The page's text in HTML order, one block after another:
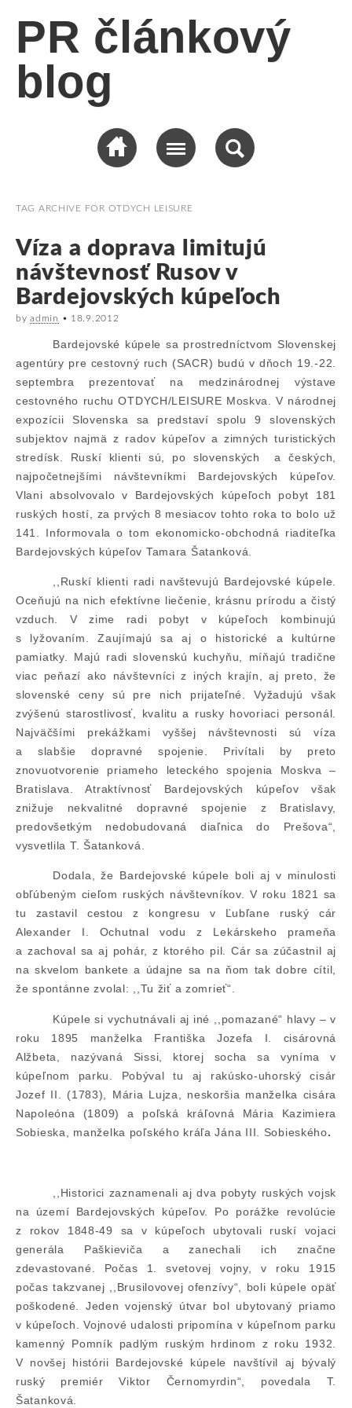
PR článkový
blog
TAG ARCHIVE FOR OTDYCH LEISURE
Víza a doprava limitujú
návštevnosť Rusov v
Bardejovských kúpeľoch
byadmin • 18.9.2012
Bardejovské kúpele sa prostredníctvom Slovenskej
agentúry pre cestovný ruch (SACR) budú v dňoch 19.-22.
septembra prezentovať na medzinárodnej výstave
cestovného ruchu OTDYCH/LEISURE Moskva. V národnej
expozícii Slovenska sa predstaví spolu 9 slovenských
subjektov najmä z radov kúpeľov a zimných turistických
stredísk. Ruskí klienti sú, po slovenských a českých,
najpočetnejšími návštevníkmi Bardejovských kúpeľov.
Vlani absolvovalo v Bardejovských kúpeľoch pobyt 181
ruských hostí, za prvých 8 mesiacov tohto roka to bolo už
141. Informovala o tom ekonomicko-obchodná riaditeľka
Bardejovských kúpeľov Tamara Šatanková.
,,Ruskí klienti radi navštevujú Bardejovské kúpele.
Oceňujú na nich efektívne liečenie, krásnu prírodu a čistý
vzduch. V zime radi pobyt v kúpeľoch kombinujú
s lyžovaním. Zaujímajú sa aj o historické a kultúrne
pamiatky. Majú radi slovenskú kuchyňu, míňajú tradične
viac peňazí ako návštevníci z iných krajín, aj preto, že
slovenské ceny sú pre nich prijateľné. Vyžadujú však
zvýšenú starostlivosť, kvalitu a rusky hovoriaci personál.
Najväčšími prekážkami vyššej návštevnosti sú víza
a slabšie dopravné spojenie. Privítali by preto
znovuotvorenie priameho leteckého spojenia Moskva –
Bratislava. Atraktívnosť Bardejovských kúpeľov však
znižuje nekvalitné dopravné spojenie z Bratislavy,
predovšetkým nedobudovaná diaľnica do Prešova“,
vysvetlila T. Šatanková.
Dodala, že Bardejovské kúpele boli aj v minulosti
obľúbeným cieľom ruských návštevníkov. V roku 1821 sa
tu zastavil cestou z kongresu v Ľubľane ruský cár
Alexander I. Ochutnal vodu z Lekárskeho prameňa
a zachoval sa aj pohár, z ktorého pil. Cár sa zúčastnil aj
na skvelom bankete a údajne sa na ňom tak dobre cítil,
že spontánne zvolal: ,,Tu žiť a zomrieť“.
Kúpele si vychutnávali aj iné ,,pomazané“ hlavy – v
roku 1895 manželka Františka Jozefa I. cisárovná
Alžbeta, nazývaná Sissi, ktorej socha sa vyníma v
kúpeľnom parku. Pobýval tu aj rakúsko-uhorský cisár
Jozef II. (1783), Mária Lujza, neskoršia manželka cisára
Napoleóna (1809) a poľská kráľovná Mária Kazimiera
Sobieska, manželka poľského kráľa Jána III. Sobieského.
,,Historici zaznamenali aj dva pobyty ruských vojsk
na území Bardejovských kúpeľov. Po porážke revolúcie
z rokov 1848-49 sa v kúpeľoch ubytovali ruskí vojaci
generála Paškieviča a zanechali ich značne
zdevastované. Počas 1. svetovej vojny, v roku 1915
počas takzvanej ,,Brusilovovej ofenzívy“, boli kúpele opäť
poškodené. Jeden vojenský útvar bol ubytovaný priamo
v kúpeľoch. Vojnové udalosti pripomína v kúpeľnom parku
kamenný Pomník padlým ruským hrdinom z roku 1932.
V novšej histórii Bardejovské kúpele navštívil aj bývalý
ruský premiér Viktor Černomyrdin“, povedala T.
Šatanková.